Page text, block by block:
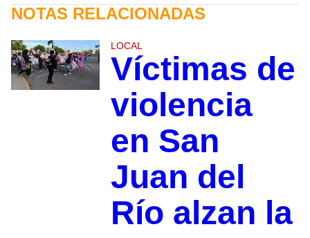
NOTAS RELACIONADAS
LOCAL
Víctimas de
violencia
en San
Juan del
Río alzan la